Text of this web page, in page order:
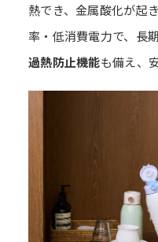
熱でき、金属酸化が起
率・低消費電力で、長
過熱防止機能も備え、